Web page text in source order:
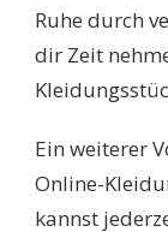
Ruhe durch
dir Zeit
Ein weiterer
Online-
kannst